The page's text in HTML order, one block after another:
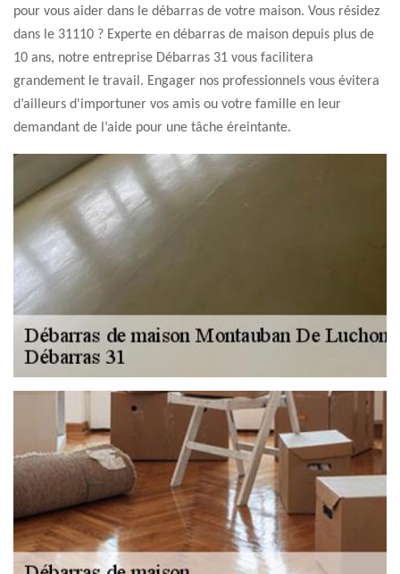
pour vous aider dans le débarras de votre maison. Vous résidez
dans le 31110 ? Experte en débarras de maison depuis plus de
10 ans, notre entreprise Débarras 31 vous facilitera
grandement le travail. Engager nos professionnels vous évitera
d’ailleurs d'importuner vos amis ou votre famille en leur
demandant de l’aide pour une tâche éreintante.